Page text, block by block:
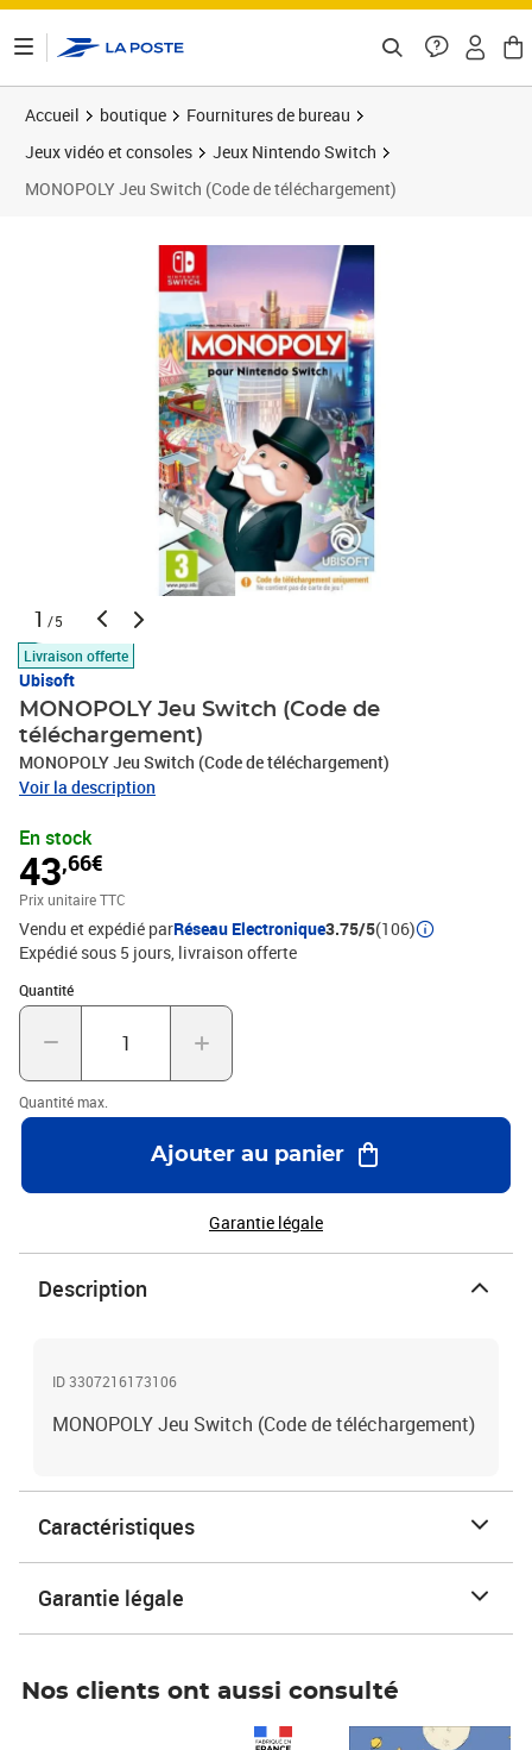
Accueil boutique
Fournitures de bureau
Jeux vidéo et consoles
Jeux Nintendo Switch
MONOPOLY Jeu Switch (Code de téléchargement)
1 /5
Livraison offerte
Ubisoft
MONOPOLY Jeu Switch (Code de
téléchargement)
MONOPOLY Jeu Switch (Code de téléchargement)
Voir la description
En stock
43,66€
Prix unitaire TTC
Vendu et expédié parRéseau Electronique3.75/5(106)
Expédié sous 5 jours livraison offerte
Quantité
Quantité : 1
Quantité max.
Ajouter au panier
Garantie légale
Description
ID 3307216173106
MONOPOLY Jeu Switch (Code de téléchargement)
Caractéristiques
Garantie légale
Nos clients ont aussi consulté
Prix 7,50€